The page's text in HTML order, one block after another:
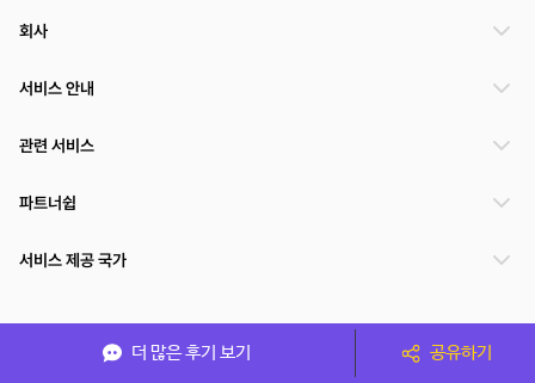
더 많은 후기 보기 공유하기
회사
서비스 안내
관련 서비스
파트너쉽
서비스 제공 국가
(주)NSPACE 사업자정보